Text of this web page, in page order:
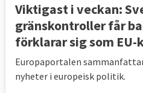
Viktigast i veckan:
gränskontroller får
förklarar sig som EU-
Europaportalen
nyheter i europeisk politik.